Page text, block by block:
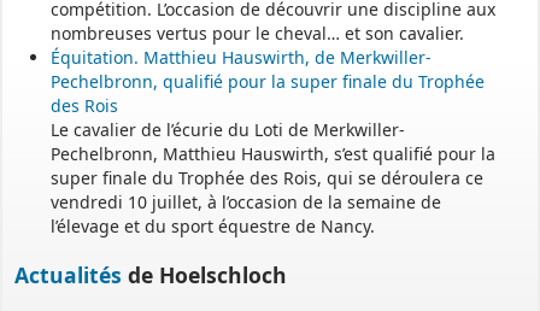
compétition. L’occasion de découvrir une discipline aux
nombreuses vertus pour le cheval… et son cavalier.
Équitation. Matthieu Hauswirth, de Merkwiller-
Pechelbronn, qualifié pour la super finale du Trophée
des Rois
Le cavalier de l’écurie du Loti de Merkwiller-
Pechelbronn, Matthieu Hauswirth, s’est qualifié pour la
super finale du Trophée des Rois, qui se déroulera ce
vendredi 10 juillet, à l’occasion de la semaine de
l’élevage et du sport équestre de Nancy.
Actualités de Hoelschloch